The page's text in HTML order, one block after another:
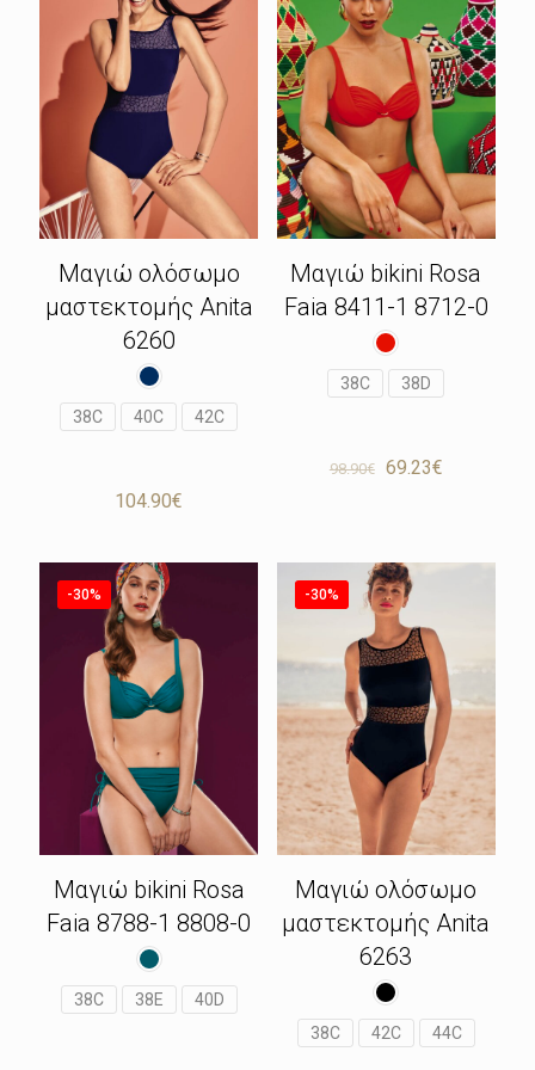
Μαγιώ ολόσωμο
μαστεκτομής Anita
6260
38C 40C 42C
104.90€
Μαγιώ bikini Rosa
Faia 8411-1 8712-0
38C 38D
98.90€
Original
69.23€Η
69.23€.
-30%
Μαγιώ bikini Rosa
Faia 8788-1 8808-0
38C 38E 40D
-30%
Μαγιώ ολόσωμο
μαστεκτομής Anita
6263
38C 42C 44C